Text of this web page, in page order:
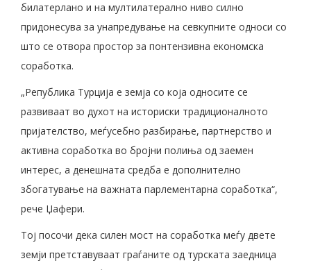
билатерлано и на мултилатерално ниво силно
придонесува за унапредување на севкупните односи со
што се отвора простор за понтензивна економска
соработка.
„Република Турција е земја со која односите се
развиваат во духот на историски традиционалното
пријателство, меѓусебно разбирање, партнерство и
активна соработка во бројни полиња од заемен
интерес, а денешната средба е дополнително
збогатување на важната парлементарна соработка“,
рече Џафери.
Тој посочи дека силен мост на соработка меѓу двете
земји претставуваат граѓаните од турската заедница